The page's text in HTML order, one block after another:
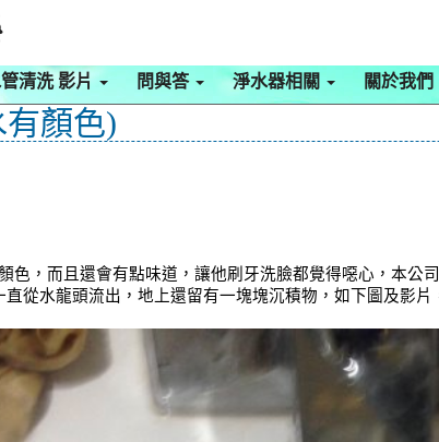
清洗 影片 問與答 淨水器相關 關於我們
顏色)
色，而且還會有點味道，讓他刷牙洗臉都覺得噁心，本
從水龍頭流出，地上還留有一塊塊沉積物，如下圖及影